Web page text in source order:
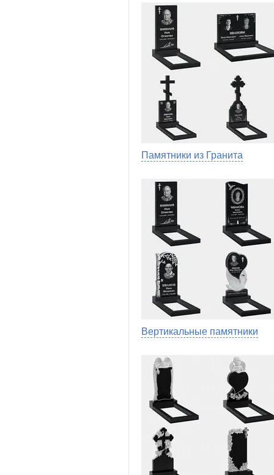
Памятники из Гранита
Вертикальные памятники